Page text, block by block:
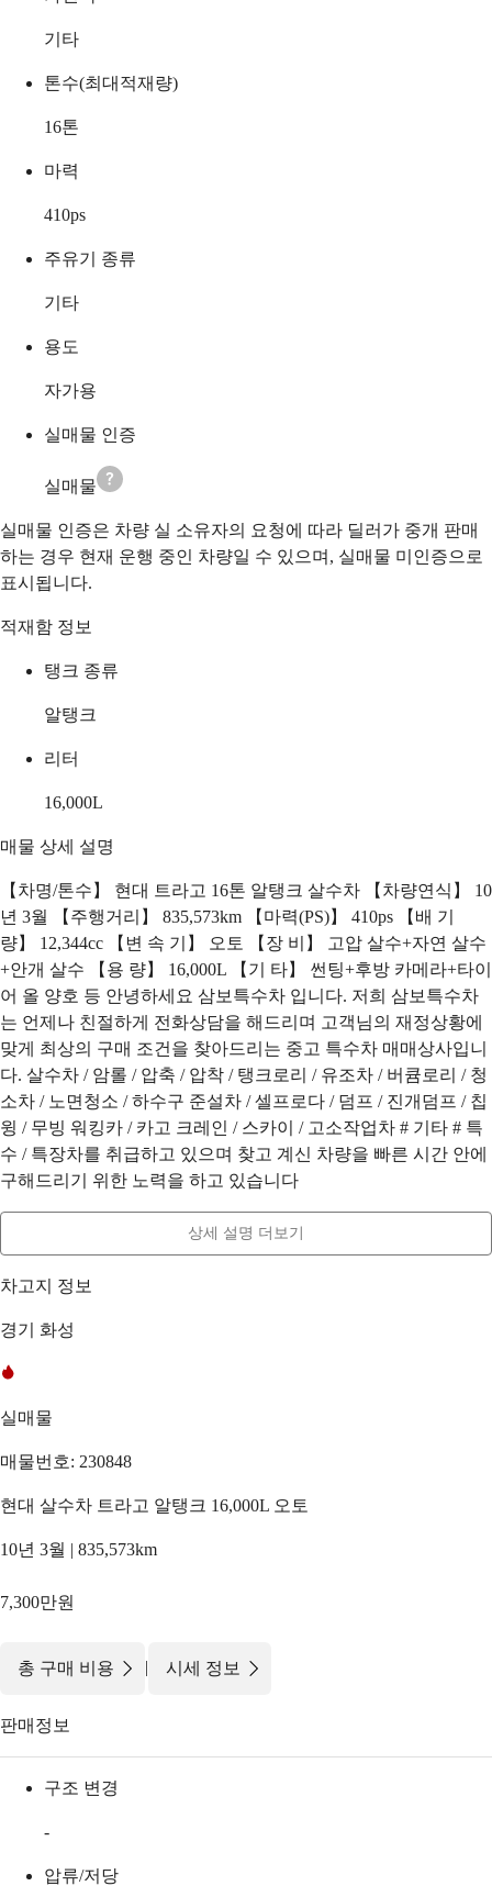
기타
톤수(최대적재량)
16톤
마력
410ps
주유기 종류
기타
용도
자가용
실매물 인증
실매물
실매물 인증은 차량 실 소유자의 요청에 따라 딜러가 중개 판매
하는 경우 현재 운행 중인 차량일 수 있으며, 실매물 미인증으로
표시됩니다.
적재함 정보
탱크 종류
알탱크
리터
16,000L
매물 상세 설명
【차명/톤수】 현대 트라고 16톤 알탱크 살수차 【차량연식】 10
년 3월 【주행거리】 835,573km 【마력(PS)】 410ps 【배 기
량】 12,344cc 【변 속 기】 오토 【장 비】 고압 살수+자연 살수
+안개 살수 【용 량】 16,000L 【기 타】 썬팅+후방 카메라+타이
어 올 양호 등 안녕하세요 삼보특수차 입니다. 저희 삼보특수차
는 언제나 친절하게 전화상담을 해드리며 고객님의 재정상황에
맞게 최상의 구매 조건을 찾아드리는 중고 특수차 매매상사입니
다. 살수차 / 암롤 / 압축 / 압착 / 탱크로리 / 유조차 / 버큠로리 / 청
소차 / 노면청소 / 하수구 준설차 / 셀프로다 / 덤프 / 진개덤프 / 칩
윙 / 무빙 워킹카 / 카고 크레인 / 스카이 / 고소작업차 # 기타 # 특
수 / 특장차를 취급하고 있으며 찾고 계신 차량을 빠른 시간 안에
구해드리기 위한 노력을 하고 있습니다
상세 설명 더보기
차고지 정보
경기 화성
실매물
매물번호: 230848
현대 살수차 트라고 알탱크 16,000L 오토
10년 3월 | 835,573km
7,300만원
총 구매 비용 | 시세 정보
판매정보
구조 변경
-
압류/저당